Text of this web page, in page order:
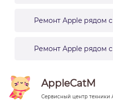
Ремонт Apple рядом
Ремонт Apple рядом
AppleCatM
Сервисный центр техники